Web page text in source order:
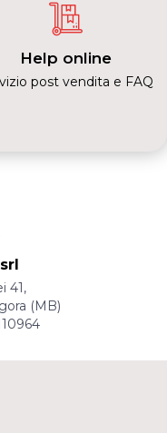
41,
(MB)
Help online
post vendita e FAQ